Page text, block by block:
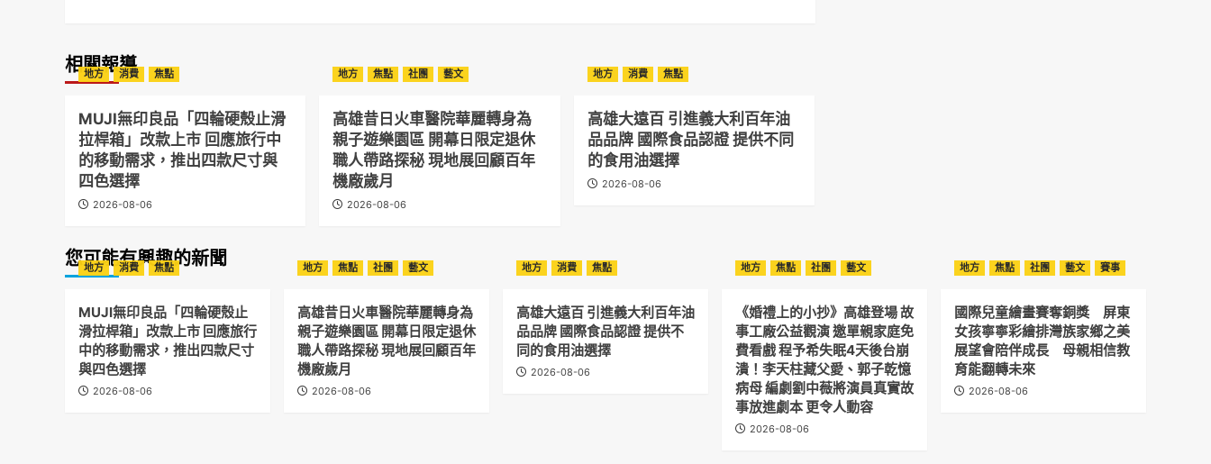
相關報導
地方 消費 焦點
MUJI無印良品「四輪硬殼止滑
拉桿箱」改款上市 回應旅行中
的移動需求，推出四款尺寸與
四色選擇
2026-08-06
地方 焦點 社團 藝文
高雄昔日火車醫院華麗轉身為
親子遊樂園區 開幕日限定退休
職人帶路探秘 現地展回顧百年
機廠歲月
2026-08-06
地方 消費 焦點
高雄大遠百 引進義大利百年油
品品牌 國際食品認證 提供不同
的食用油選擇
2026-08-06
您可能有興趣的新聞
地方 消費 焦點
MUJI無印良品「四輪硬殼止
滑拉桿箱」改款上市 回應旅行
中的移動需求，推出四款尺寸
與四色選擇
2026-08-06
地方 焦點 社團 藝文
高雄昔日火車醫院華麗轉身為
親子遊樂園區 開幕日限定退休
職人帶路探秘 現地展回顧百年
機廠歲月
2026-08-06
地方 消費 焦點
高雄大遠百 引進義大利百年油
品品牌 國際食品認證 提供不
同的食用油選擇
2026-08-06
地方 焦點 社團 藝文
《婚禮上的小抄》高雄登場 故
事工廠公益觀演 邀單親家庭免
費看戲 程予希失眠4天後台崩
潰！李天柱藏父愛、郭子乾憶
病母 編劇劉中薇將演員真實故
事放進劇本 更令人動容
2026-08-06
地方 焦點 社團 藝文 賽事
國際兒童繪畫賽奪銅獎 屏東
女孩寧寧彩繪排灣族家鄉之美
展望會陪伴成長 母親相信教
育能翻轉未來
2026-08-06